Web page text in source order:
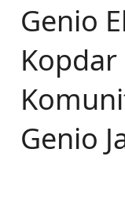
Genio
Genio